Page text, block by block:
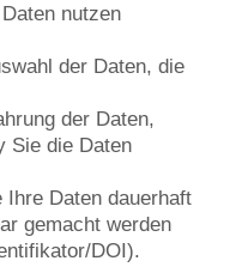
nutzen
der Daten, die
der Daten,
Sie die Daten
Daten dauerhaft
gemacht werden
DOI).